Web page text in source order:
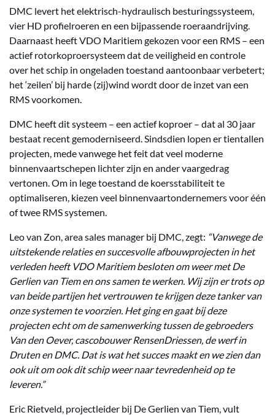
DMC levert het elektrisch-hydraulisch besturingssysteem,
vier HD profielroeren en een bijpassende roeraandrijving.
Daarnaast heeft VDO Maritiem gekozen voor een RMS – een
actief rotorkoproersysteem dat de veiligheid en controle
over het schip in ongeladen toestand aantoonbaar verbetert;
het ‘zeilen’ bij harde (zij)wind wordt door de inzet van een
RMS voorkomen.
DMC heeft dit systeem – een actief koproer – dat al 30 jaar
bestaat recent gemoderniseerd. Sindsdien lopen er tientallen
projecten, mede vanwege het feit dat veel moderne
binnenvaartschepen lichter zijn en ander vaargedrag
vertonen. Om in lege toestand de koersstabiliteit te
optimaliseren, kiezen veel binnenvaartondernemers voor één
of twee RMS systemen.
Leo van Zon, area sales manager bij DMC, zegt: “Vanwege de
uitstekende relaties en succesvolle afbouwprojecten in het
verleden heeft VDO Maritiem besloten om weer met De
Gerlien van Tiem en ons samen te werken. Wij zijn er trots op
van beide partijen het vertrouwen te krijgen deze tanker van
onze systemen te voorzien. Het ging en gaat bij deze
projecten echt om de samenwerking tussen de gebroeders
Van den Oever, cascobouwer RensenDriessen, de werf in
Druten en DMC. Dat is wat het succes maakt en we zien dan
ook uit om ook dit schip weer naar tevredenheid op te
leveren.”
Eric Rietveld, projectleider bij De Gerlien van Tiem, vult